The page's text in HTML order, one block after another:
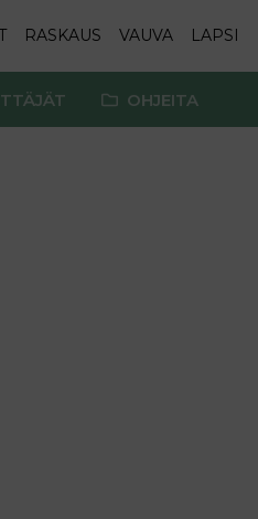
RASKAUS VAUVA LAPSI
OHJEITA